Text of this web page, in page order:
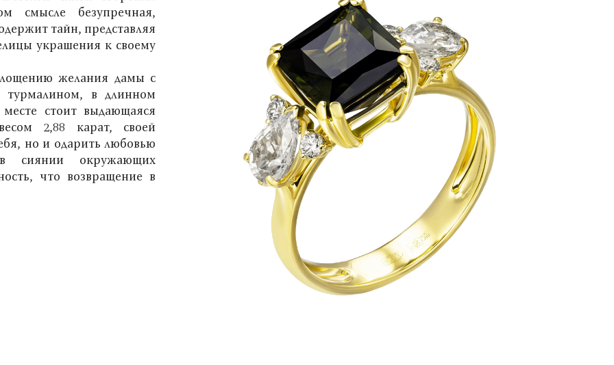
смысле безупречная,
тайн, представляя
украшения к своему
желания дамы с
турмалином, в длинном
стоит выдающаяся
2,88 карат, своей
но и одарить любовью
в сиянии окружающих
что возвращение в